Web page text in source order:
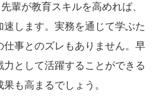
輩が教育スキルを高めれば、
します。実務を通じて学ぶた
事とのズレもありません。早
力として活躍することができる
も高まるでしょう。